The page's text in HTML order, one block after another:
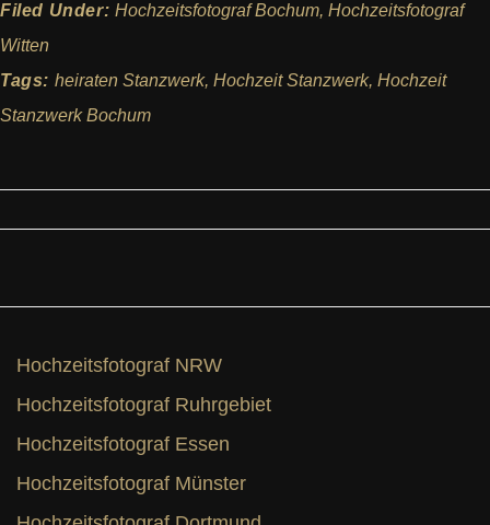
Filed Under: Hochzeitsfotograf Bochum, Hochzeitsfotograf
Witten
Tags: heiraten Stanzwerk, Hochzeit Stanzwerk, Hochzeit
Stanzwerk Bochum
Hochzeitsfotograf NRW
Hochzeitsfotograf Ruhrgebiet
Hochzeitsfotograf Essen
Hochzeitsfotograf Münster